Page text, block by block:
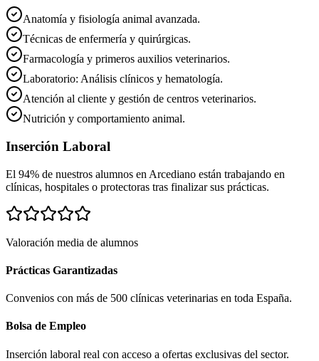
Anatomía y fisiología animal avanzada.
Técnicas de enfermería y quirúrgicas.
Farmacología y primeros auxilios veterinarios.
Laboratorio: Análisis clínicos y hematología.
Atención al cliente y gestión de centros veterinarios.
Nutrición y comportamiento animal.
Inserción Laboral
El 94% de nuestros alumnos en Arcediano están trabajando en
clínicas, hospitales o protectoras tras finalizar sus prácticas.
Valoración media de alumnos
Prácticas Garantizadas
Convenios con más de 500 clínicas veterinarias en toda España.
Bolsa de Empleo
Inserción laboral real con acceso a ofertas exclusivas del sector.